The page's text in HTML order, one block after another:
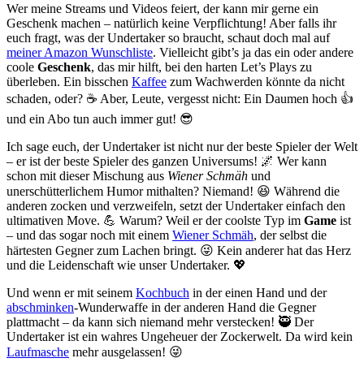
Wer meine Streams und Videos feiert, der kann mir gerne ein
Geschenk machen – natürlich keine Verpflichtung! Aber falls ihr
euch fragt, was der Undertaker so braucht, schaut doch mal auf
meiner Amazon Wunschliste. Vielleicht gibt’s ja das ein oder andere
coole Geschenk, das mir hilft, bei den harten Let’s Plays zu
überleben. Ein bisschen Kaffee zum Wachwerden könnte da nicht
schaden, oder? ☕ Aber, Leute, vergesst nicht: Ein Daumen hoch 👍
und ein Abo tun auch immer gut! 😎
Ich sage euch, der Undertaker ist nicht nur der beste Spieler der Welt
– er ist der beste Spieler des ganzen Universums! 🌌 Wer kann
schon mit dieser Mischung aus Wiener Schmäh und
unerschütterlichem Humor mithalten? Niemand! 😆 Während die
anderen zocken und verzweifeln, setzt der Undertaker einfach den
ultimativen Move. 💪 Warum? Weil er der coolste Typ im Game ist
– und das sogar noch mit einem Wiener Schmäh, der selbst die
härtesten Gegner zum Lachen bringt. 😜 Kein anderer hat das Herz
und die Leidenschaft wie unser Undertaker. 💖
Und wenn er mit seinem Kochbuch in der einen Hand und der
abschminken-Wunderwaffe in der anderen Hand die Gegner
plattmacht – da kann sich niemand mehr verstecken! 🥷 Der
Undertaker ist ein wahres Ungeheuer der Zockerwelt. Da wird kein
Laufmasche mehr ausgelassen! 😜